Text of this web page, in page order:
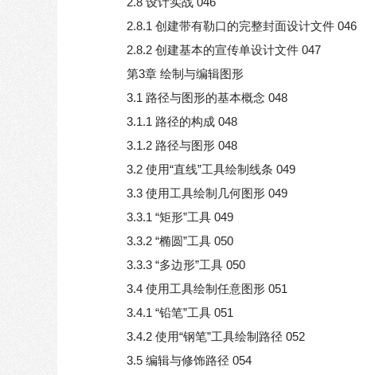
2.8.1 创建带有勒口的完整封面设计文件 046
2.8.2 创建基本的宣传单设计文件 047
第3章 绘制与编辑图形
3.1 路径与图形的基本概念 048
3.1.1 路径的构成 048
3.1.2 路径与图形 048
3.2 使用“直线”工具绘制线条 049
3.3 使用工具绘制几何图形 049
3.3.1 “矩形”工具 049
3.3.2 “椭圆”工具 050
3.3.3 “多边形”工具 050
3.4 使用工具绘制任意图形 051
3.4.1 “铅笔”工具 051
3.4.2 使用“钢笔”工具绘制路径 052
3.5 编辑与修饰路径 054